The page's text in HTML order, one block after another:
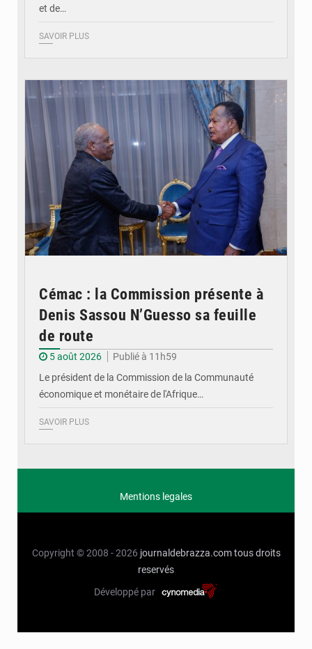
et de…
SAVOIR PLUS
Cémac : la Commission présente à
Denis Sassou N’Guesso sa feuille
de route
5 août 2026
Publié à 11h59
Le président de la Commission de la Communauté
économique et monétaire de l'Afrique…
SAVOIR PLUS
Mentions legales
Copyright © 2008 - 2026 journaldebrazza.com tous droits
reservés
Développé par